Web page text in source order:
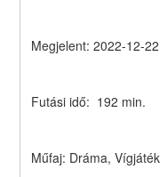
Megjelent: 2022-12-22
Futási idő:  192 min.
Műfaj: Dráma, Vígjáték